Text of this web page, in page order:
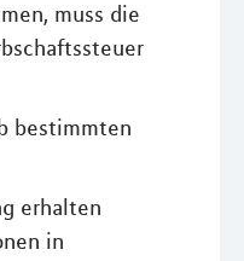
muss die
bestimmten
erhalten
in